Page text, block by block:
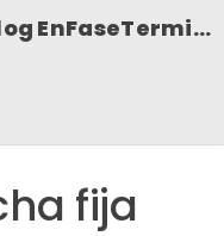
Blog EnFaseTerminal
fija